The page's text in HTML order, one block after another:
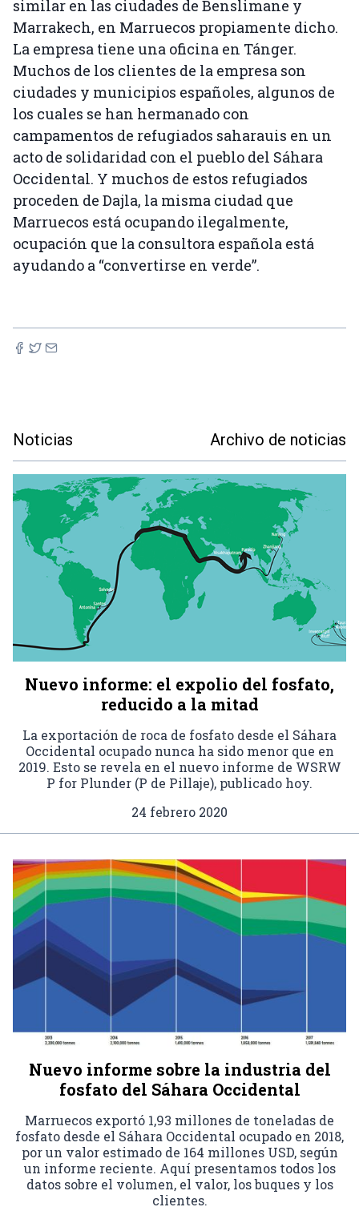
similar en las ciudades de Benslimane y
Marrakech, en Marruecos propiamente dicho.
La empresa tiene una oficina en Tánger.
Muchos de los clientes de la empresa son
ciudades y municipios españoles, algunos de
los cuales se han hermanado con
campamentos de refugiados saharauis en un
acto de solidaridad con el pueblo del Sáhara
Occidental. Y muchos de estos refugiados
proceden de Dajla, la misma ciudad que
Marruecos está ocupando ilegalmente,
ocupación que la consultora española está
ayudando a “convertirse en verde”.
Noticias Archivo de noticias
Nuevo informe: el expolio del fosfato,
reducido a la mitad
La exportación de roca de fosfato desde el Sáhara
Occidental ocupado nunca ha sido menor que en
2019. Esto se revela en el nuevo informe de WSRW
P for Plunder (P de Pillaje), publicado hoy.
24 febrero 2020
Nuevo informe sobre la industria del
fosfato del Sáhara Occidental
Marruecos exportó 1,93 millones de toneladas de
fosfato desde el Sáhara Occidental ocupado en 2018,
por un valor estimado de 164 millones USD, según
un informe reciente. Aquí presentamos todos los
datos sobre el volumen, el valor, los buques y los
clientes.